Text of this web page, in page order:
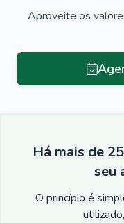
Aproveite os
Há mais de
seu
O princípio é